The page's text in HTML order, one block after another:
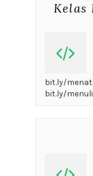
Kelas
bit.ly/
bit.ly/